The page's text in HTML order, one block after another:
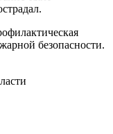
безопасности.